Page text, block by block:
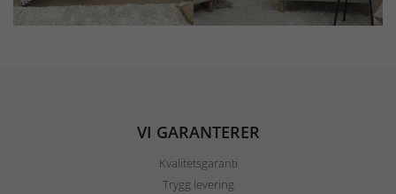
VI GARANTERER
Kvalitetsgaranti
Trygg levering